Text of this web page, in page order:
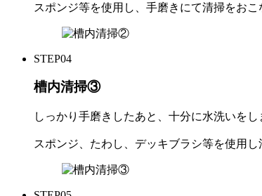
スポンジ等を使用し、手磨きにて清掃をお
STEP04
槽内清掃③
しっかり手磨きしたあと、十分に水洗いを
スポンジ、たわし、デッキブラシ等を使用